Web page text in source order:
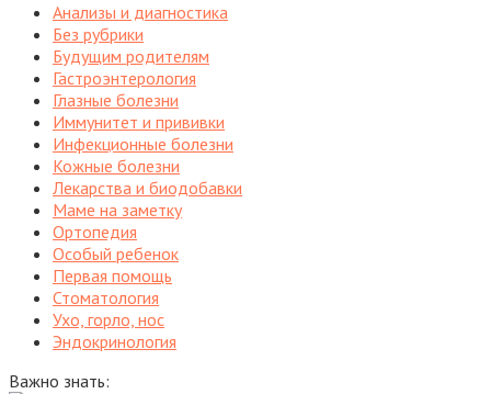
Анализы и диагностика
Без рубрики
Будущим родителям
Гастроэнтерология
Глазные болезни
Иммунитет и прививки
Инфекционные болезни
Кожные болезни
Лекарства и биодобавки
Маме на заметку
Ортопедия
Особый ребенок
Первая помощь
Стоматология
Ухо, горло, нос
Эндокринология
Важно знать: